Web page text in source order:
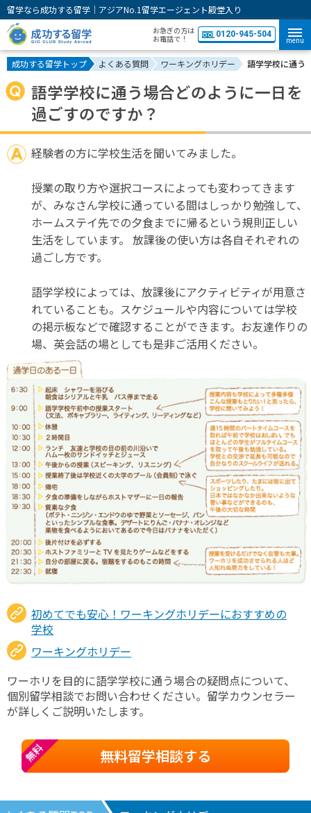
留学なら成功する留学｜アジアNo.1留学エージェント殿堂入り
お急ぎの方は
お電話で！
0120-945-504
menu
成功する留学トップ よくある質問 ワーキングホリデー 語学学校に通う
語学学校に通う場合どのように一日を
過ごすのですか？
経験者の方に学校生活を聞いてみました。
授業の取り方や選択コースによっても変わってきます
が、みなさん学校に通っている間はしっかり勉強して、
ホームステイ先での夕食までに帰るという規則正しい
生活をしています。 放課後の使い方は各自それぞれの
過ごし方です。
語学学校によっては、放課後にアクティビティが用意さ
れていることも。スケジュールや内容については学校
の掲示板などで確認することができます。お友達作りの
場、英会話の場としても是非ご活用ください。
初めてでも安心！ワーキングホリデーにおすすめの
学校
ワーキングホリデー
ワーホリを目的に語学学校に通う場合の疑問点について、
個別留学相談でお問い合わせください。留学カウンセラー
が詳しくご説明いたします。
無料留学相談する
無料